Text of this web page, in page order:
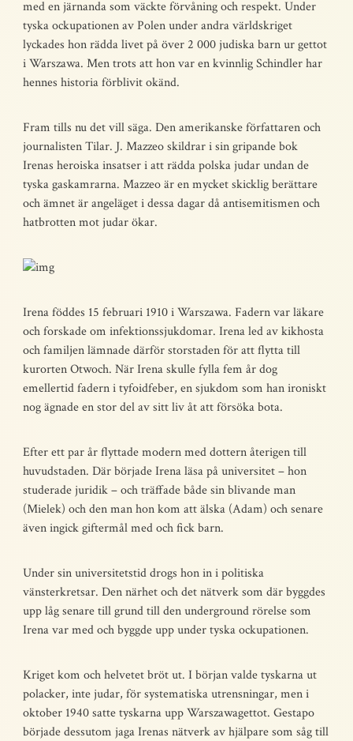
med en järnanda som väckte förvåning och respekt. Under
tyska ockupationen av Polen under andra världskriget
lyckades hon rädda livet på över 2 000 judiska barn ur gettot
i Warszawa. Men trots att hon var en kvinnlig Schindler har
hennes historia förblivit okänd.
Fram tills nu det vill säga. Den amerikanske författaren och
journalisten Tilar. J. Mazzeo skildrar i sin gripande bok
Irenas heroiska insatser i att rädda polska judar undan de
tyska gaskamrarna. Mazzeo är en mycket skicklig berättare
och ämnet är angeläget i dessa dagar då antisemitismen och
hatbrotten mot judar ökar.
Irena föddes 15 februari 1910 i Warszawa. Fadern var läkare
och forskade om infektionssjukdomar. Irena led av kikhosta
och familjen lämnade därför storstaden för att flytta till
kurorten Otwoch. När Irena skulle fylla fem år dog
emellertid fadern i tyfoidfeber, en sjukdom som han ironiskt
nog ägnade en stor del av sitt liv åt att försöka bota.
Efter ett par år flyttade modern med dottern återigen till
huvudstaden. Där började Irena läsa på universitet – hon
studerade juridik – och träffade både sin blivande man
(Mielek) och den man hon kom att älska (Adam) och senare
även ingick giftermål med och fick barn.
Under sin universitetstid drogs hon in i politiska
vänsterkretsar. Den närhet och det nätverk som där byggdes
upp låg senare till grund till den underground rörelse som
Irena var med och byggde upp under tyska ockupationen.
Kriget kom och helvetet bröt ut. I början valde tyskarna ut
polacker, inte judar, för systematiska utrensningar, men i
oktober 1940 satte tyskarna upp Warszawagettot. Gestapo
började dessutom jaga Irenas nätverk av hjälpare som såg till